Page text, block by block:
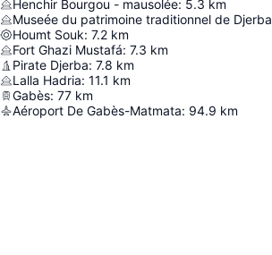
Henchir Bourgou - mausolée: 5.3 km
Museée du patrimoine traditionnel de Djerba
Houmt Souk: 7.2 km
Fort Ghazi Mustafá: 7.3 km
Pirate Djerba: 7.8 km
Lalla Hadria: 11.1 km
Gabès: 77 km
Aéroport De Gabès-Matmata: 94.9 km